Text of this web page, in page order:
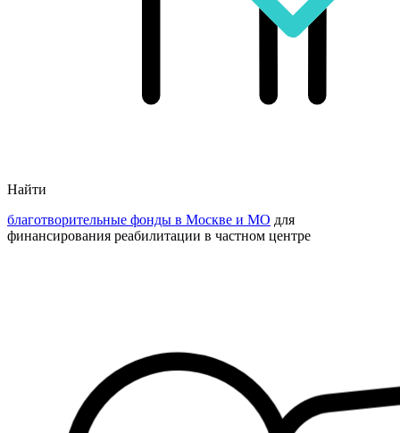
Найти
благотворительные фонды в Москве и МО для
финансирования реабилитации в частном центре